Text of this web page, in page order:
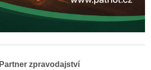
Partner zpravodajství